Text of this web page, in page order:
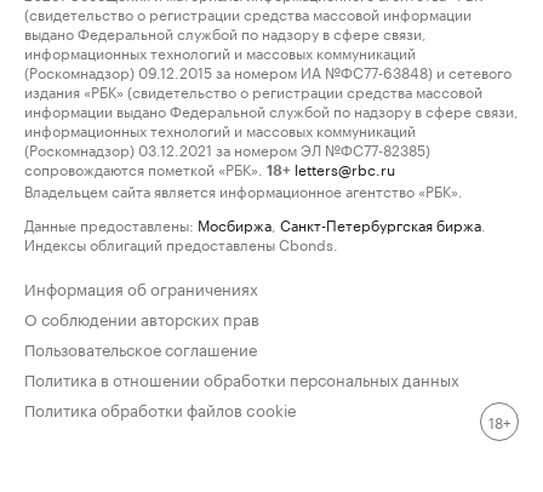
(свидетельство о регистрации средства массовой информации
выдано Федеральной службой по надзору в сфере связи,
информационных технологий и массовых коммуникаций
(Роскомнадзор) 09.12.2015 за номером ИА №ФС77-63848) и сетевого
издания «РБК» (свидетельство о регистрации средства массовой
информации выдано Федеральной службой по надзору в сфере связи,
информационных технологий и массовых коммуникаций
(Роскомнадзор) 03.12.2021 за номером ЭЛ №ФС77-82385)
сопровождаются пометкой «РБК».
18+ letters@rbc.ru
Владельцем сайта является информационное агентство «РБК».
Данные предоставлены: Мосбиржа Санкт-Петербургская биржа
Индексы облигаций предоставлены Cbonds.
Информация об ограничениях
О соблюдении авторских прав
Пользовательское соглашение
Политика в отношении обработки персональных данных
Политика обработки файлов cookie
18+